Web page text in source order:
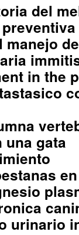
del
manejo
in the
una gata
urinario